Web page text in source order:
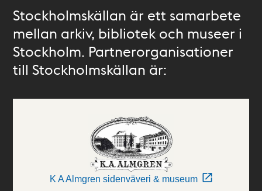
Stockholmskällan är ett samarbete
mellan arkiv, bibliotek och museer i
Stockholm. Partnerorganisationer
till Stockholmskällan är:
K A Almgren sidenväveri & museum